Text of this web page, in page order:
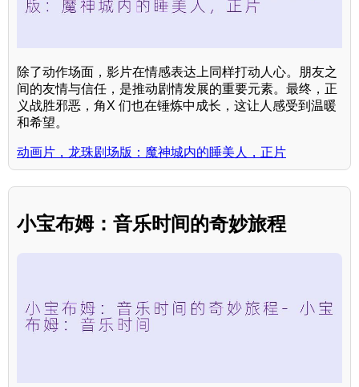
除了动作场面，影片在情感表达上同样打动人心。朋友之
间的友情与信任，是推动剧情发展的重要元素。最终，正
义战胜邪恶，角X 们也在锤炼中成长，这让人感受到温暖
和希望。
动画片，龙珠剧场版：魔神城内的睡美人，正片
小宝布姆：音乐时间的奇妙旅程